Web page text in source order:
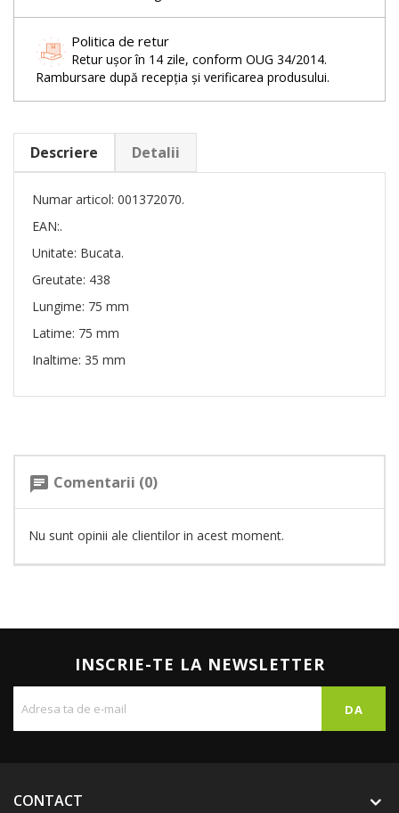
Politica de retur
Retur ușor în 14 zile, conform OUG 34/2014.
Rambursare după recepția și verificarea produsului.
Descriere Detalii
Numar articol: 001372070.
EAN:.
Unitate: Bucata.
Greutate: 438
Lungime: 75 mm
Latime: 75 mm
Inaltime: 35 mm
chat Comentarii (0)
Nu sunt opinii ale clientilor in acest moment.
INSCRIE-TE LA NEWSLETTER
CONTACT